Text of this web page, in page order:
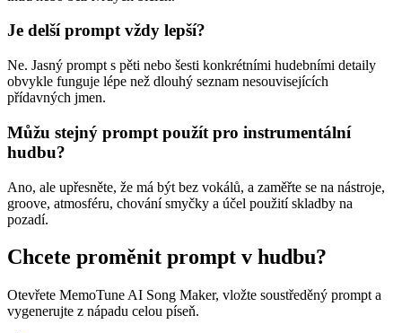
Je delší prompt vždy lepší?
Ne. Jasný prompt s pěti nebo šesti konkrétními hudebními detaily
obvykle funguje lépe než dlouhý seznam nesouvisejících
přídavných jmen.
Můžu stejný prompt použít pro instrumentální
hudbu?
Ano, ale upřesněte, že má být bez vokálů, a zaměřte se na nástroje,
groove, atmosféru, chování smyčky a účel použití skladby na
pozadí.
Chcete proměnit prompt v hudbu?
Otevřete MemoTune AI Song Maker, vložte soustředěný prompt a
vygenerujte z nápadu celou píseň.